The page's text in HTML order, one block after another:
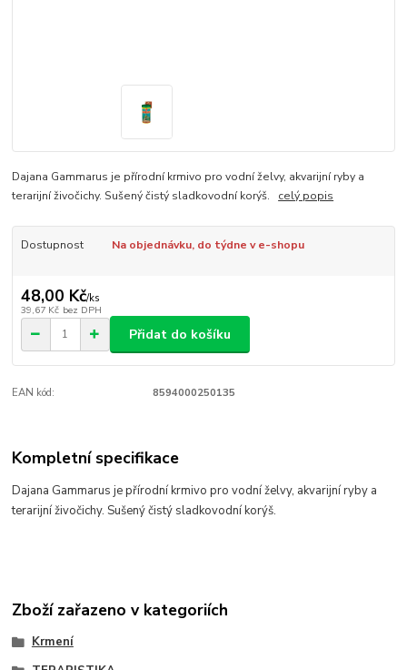
Dajana Gammarus je přírodní krmivo pro vodní želvy, akvarijní ryby a
terarijní živočichy. Sušený čistý sladkovodní korýš. celý popis
Dostupnost Na objednávku, do týdne v e-shopu
48,00 Kč/ks
39,67 Kč bez DPH
Přidat do košíku
EAN kód: 8594000250135
Kompletní specifikace
Dajana Gammarus je přírodní krmivo pro vodní želvy, akvarijní ryby a
terarijní živočichy. Sušený čistý sladkovodní korýš.
Zboží zařazeno v kategoriích
Krmení